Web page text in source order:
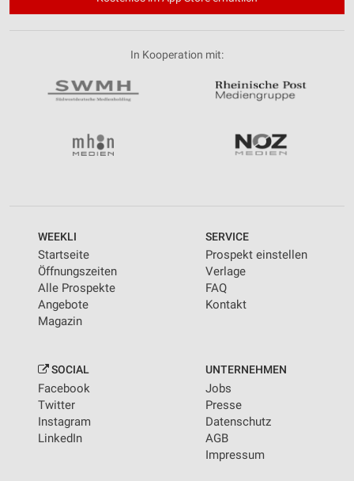
In Kooperation mit:
WEEKLI
Startseite
Öffnungszeiten
Alle Prospekte
Angebote
Magazin
SERVICE
Prospekt einstellen
Verlage
FAQ
Kontakt
SOCIAL
Facebook
Twitter
Instagram
LinkedIn
UNTERNEHMEN
Jobs
Presse
Datenschutz
AGB
Impressum